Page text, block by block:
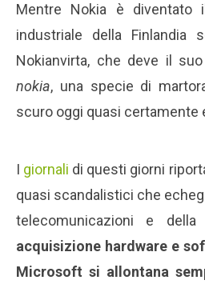
Mentre Nokia è
industriale della Finlandia
Nokianvirta, che deve il
nokia, una specie di
scuro oggi quasi certamente
I giornali di questi giorni
quasi scandalistici che
telecomunicazioni e della
acquisizione hardware e
Microsoft si allontana